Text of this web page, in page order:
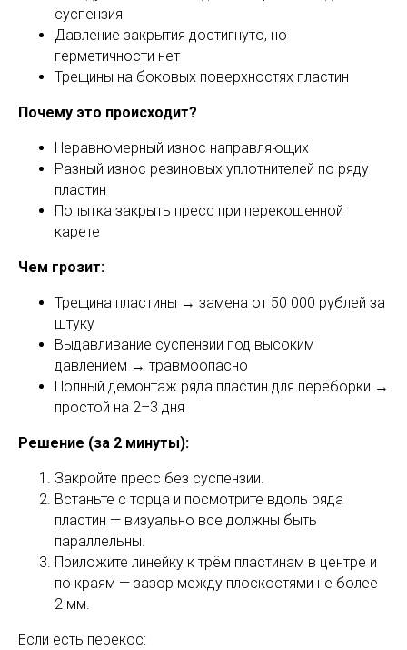
суспензия
Давление закрытия достигнуто, но
герметичности нет
Трещины на боковых поверхностях пластин
Почему это происходит?
Неравномерный износ направляющих
Разный износ резиновых уплотнителей по ряду
пластин
Попытка закрыть пресс при перекошенной
карете
Чем грозит:
Трещина пластины → замена от 50 000 рублей за
штуку
Выдавливание суспензии под высоким
давлением → травмоопасно
Полный демонтаж ряда пластин для переборки →
простой на 2–3 дня
Решение (за 2 минуты):
Закройте пресс без суспензии.
Встаньте с торца и посмотрите вдоль ряда
пластин — визуально все должны быть
параллельны.
Приложите линейку к трём пластинам в центре и
по краям — зазор между плоскостями не более
2 мм.
Если есть перекос: